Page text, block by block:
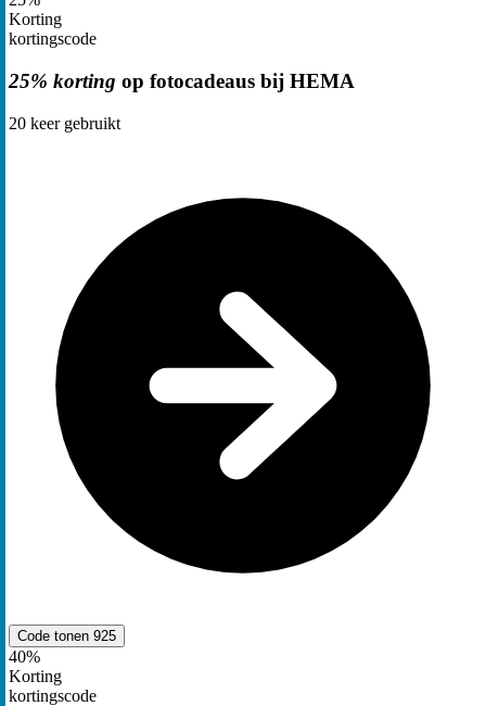
Korting
kortingscode
25% korting op fotocadeaus bij HEMA
20 keer gebruikt
Code tonen 925
40%
Korting
kortingscode